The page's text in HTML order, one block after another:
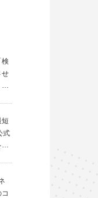
検
せ
ト
短
式
作